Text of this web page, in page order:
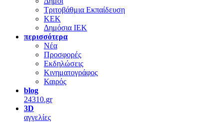
Τριτοβάθμια Εκπαίδευση
ΚΕΚ
Δημόσια ΙΕΚ
περισσότερα
Νέα
Προσφορές
Εκδηλώσεις
Κινηματογράφος
Καιρός
blog
24310.gr
3D
αγγελίες